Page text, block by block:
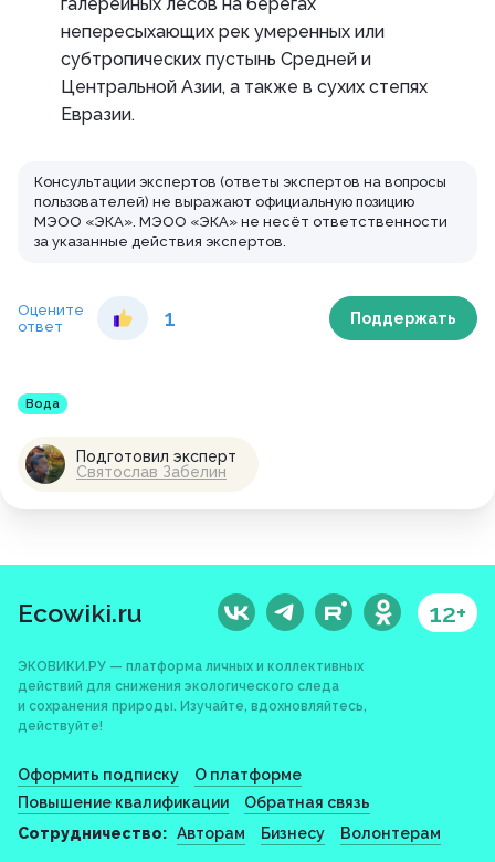
галерейных лесов на берегах
непересыхающих рек умеренных или
субтропических пустынь Средней и
Центральной Азии, а также в сухих степях
Евразии.
Консультации экспертов (ответы экспертов на вопросы
пользователей) не выражают официальную позицию
МЭОО «ЭКА». МЭОО «ЭКА» не несёт ответственности
за указанные действия экспертов.
Оцените
ответ
1 Поддержать
Вода
Подготовил эксперт
Святослав Забелин
Ecowiki.ru 12+
ЭКОВИКИ.РУ — платформа личных и коллективных
действий для снижения экологического следа
и сохранения природы. Изучайте, вдохновляйтесь,
действуйте!
Оформить подписку
О платформе
Повышение квалификации
Обратная связь
Сотрудничество: Авторам Бизнесу Волонтерам